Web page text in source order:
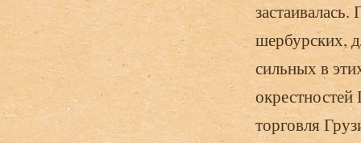
шербурских,
сильных в
окрестностей
торговля